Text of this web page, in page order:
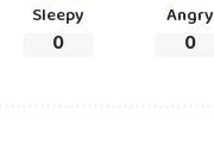
Sleepy
0
Angry
0